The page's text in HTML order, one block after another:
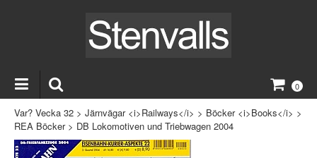
0
Var? Vecka 32 > Järnvägar <i>Railways</i> > Böcker <i>Books</i> >
REA Böcker> DB Lokomotiven und Triebwagen 2004